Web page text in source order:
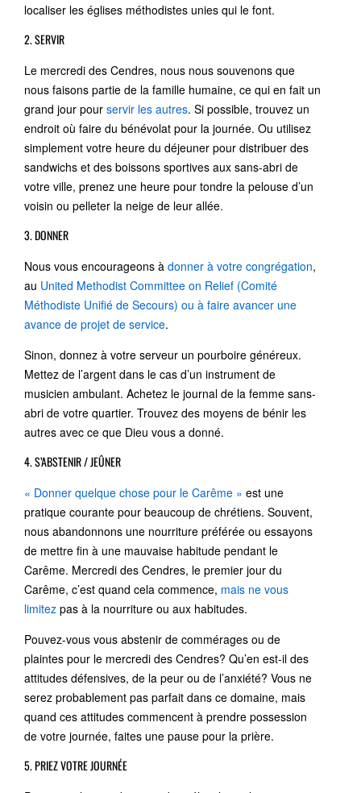
localiser les églises méthodistes unies qui le font.
2. SERVIR
Le mercredi des Cendres, nous nous souvenons que
nous faisons partie de la famille humaine, ce qui en fait un
grand jour pour servir les autres. Si possible, trouvez un
endroit où faire du bénévolat pour la journée. Ou utilisez
simplement votre heure du déjeuner pour distribuer des
sandwichs et des boissons sportives aux sans-abri de
votre ville, prenez une heure pour tondre la pelouse d’un
voisin ou pelleter la neige de leur allée.
3. DONNER
Nous vous encourageons à donner à votre congrégation,
au United Methodist Committee on Relief (Comité
Méthodiste Unifié de Secours) ou à faire avancer une
avance de projet de service.
Sinon, donnez à votre serveur un pourboire généreux.
Mettez de l’argent dans le cas d’un instrument de
musicien ambulant. Achetez le journal de la femme sans-
abri de votre quartier. Trouvez des moyens de bénir les
autres avec ce que Dieu vous a donné.
4. S’ABSTENIR / JEÛNER
« Donner quelque chose pour le Carême » est une
pratique courante pour beaucoup de chrétiens. Souvent,
nous abandonnons une nourriture préférée ou essayons
de mettre fin à une mauvaise habitude pendant le
Carême. Mercredi des Cendres, le premier jour du
Carême, c’est quand cela commence, mais ne vous
limitez pas à la nourriture ou aux habitudes.
Pouvez-vous vous abstenir de commérages ou de
plaintes pour le mercredi des Cendres? Qu’en est-il des
attitudes défensives, de la peur ou de l’anxiété? Vous ne
serez probablement pas parfait dans ce domaine, mais
quand ces attitudes commencent à prendre possession
de votre journée, faites une pause pour la prière.
5. PRIEZ VOTRE JOURNÉE